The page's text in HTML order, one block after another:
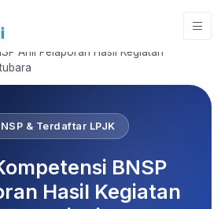
Ahli Pelaporan Hasil Kegiatan
& Terdaftar LPJK
BNSP
Hasil Kegiatan